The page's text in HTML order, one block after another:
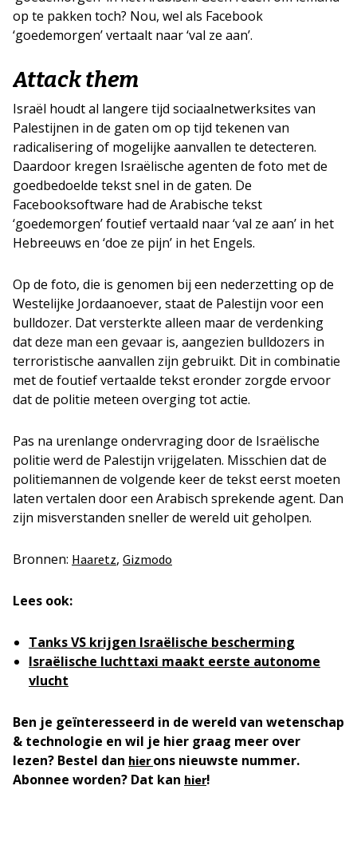
op te pakken toch? Nou, wel als Facebook
‘goedemorgen’ vertaalt naar ‘val ze aan’.
Attack them
Israël houdt al langere tijd sociaalnetwerksites van
Palestijnen in de gaten om op tijd tekenen van
radicalisering of mogelijke aanvallen te detecteren.
Daardoor kregen Israëlische agenten de foto met de
goedbedoelde tekst snel in de gaten. De
Facebooksoftware had de Arabische tekst
‘goedemorgen’ foutief vertaald naar ‘val ze aan’ in het
Hebreeuws en ‘doe ze pijn’ in het Engels.
Op de foto, die is genomen bij een nederzetting op de
Westelijke Jordaanoever, staat de Palestijn voor een
bulldozer. Dat versterkte alleen maar de verdenking
dat deze man een gevaar is, aangezien bulldozers in
terroristische aanvallen zijn gebruikt. Dit in combinatie
met de foutief vertaalde tekst eronder zorgde ervoor
dat de politie meteen overging tot actie.
Pas na urenlange ondervraging door de Israëlische
politie werd de Palestijn vrijgelaten. Misschien dat de
politiemannen de volgende keer de tekst eerst moeten
laten vertalen door een Arabisch sprekende agent. Dan
zijn misverstanden sneller de wereld uit geholpen.
Bronnen: Haaretz, Gizmodo
Lees ook:
Tanks VS krijgen Israëlische bescherming
Israëlische luchttaxi maakt eerste autonome
vlucht
Ben je geïnteresseerd in de wereld van wetenschap
& technologie en wil je hier graag meer over
lezen? Bestel dan hierons nieuwste nummer.
Abonnee worden? Dat kan hier!